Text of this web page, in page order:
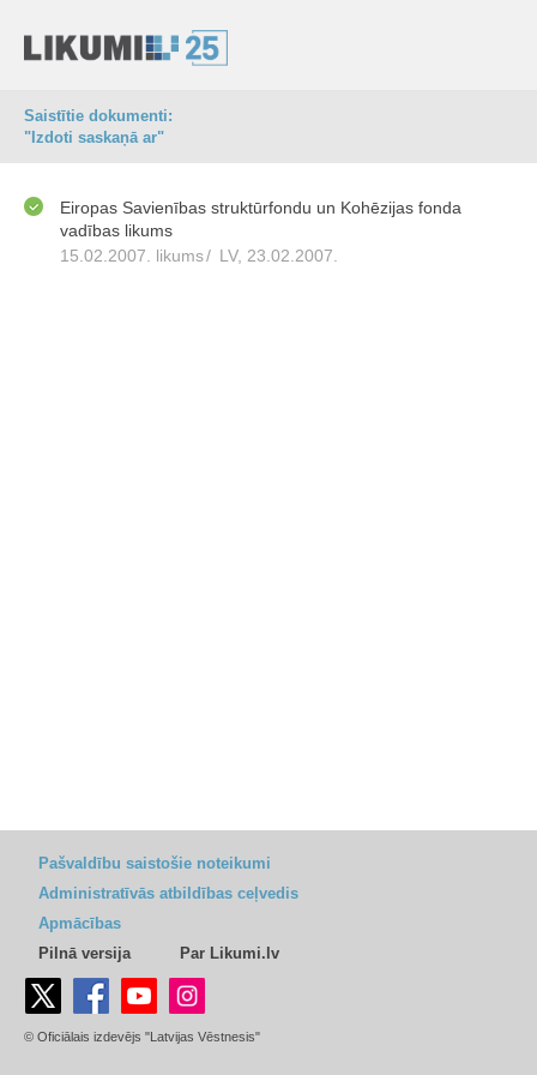
Saistītie dokumenti:
"Izdoti saskaņā ar"
Eiropas Savienības struktūrfondu un Kohēzijas fonda
vadības likums
15.02.2007. likums/ LV, 23.02.2007.
Pašvaldību saistošie noteikumi
Administratīvās atbildības ceļvedis
Apmācības
Pilnā versija
Par Likumi.lv
© Oficiālais izdevējs "Latvijas Vēstnesis"